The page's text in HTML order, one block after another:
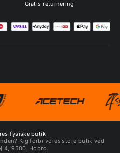
Gratis returnering
fysiske butik
Kig forbi vores store butik ved
4, 9500, Hobro.